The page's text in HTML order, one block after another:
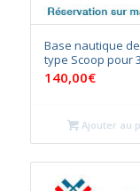
Base nautique
type Scoop pour
140,00€
Ajouter au